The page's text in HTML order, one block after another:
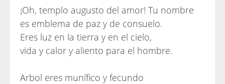
¡Oh, templo augusto del amor! Tu nombre
es emblema de paz y de consuelo.
Eres luz en la tierra y en el cielo,
vida y calor y aliento para el hombre.
Arbol eres munífico y fecundo